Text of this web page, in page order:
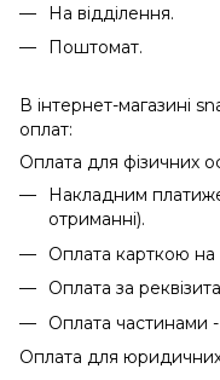
На відділення.
Поштомат.
В інтернет-магазині
оплат:
Оплата для фізичних
Накладним
отриманні).
Оплата карткою на
Оплата за
Оплата частинами
Оплата для юридичних